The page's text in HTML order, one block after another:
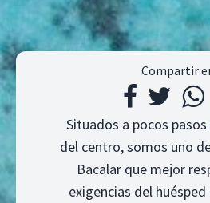
Compartir
Situados a pocos
del centro, somos uno
Bacalar que mejor
exigencias del